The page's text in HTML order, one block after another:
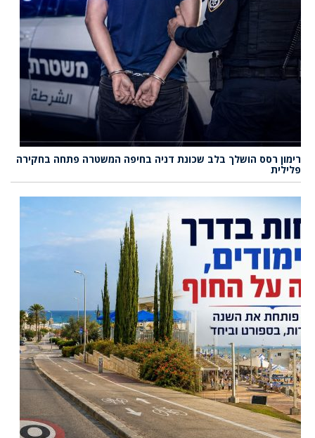
רימון רסס הושלך בלב שכונת דניה בחיפה המשטרה פתחה בחקירה
פלילית